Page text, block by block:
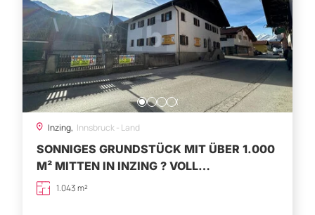
Inzing,Innsbruck - Land
SONNIGES GRUNDSTÜCK MIT ÜBER 1.000
ERSCHLOSSEN
1.043 m²